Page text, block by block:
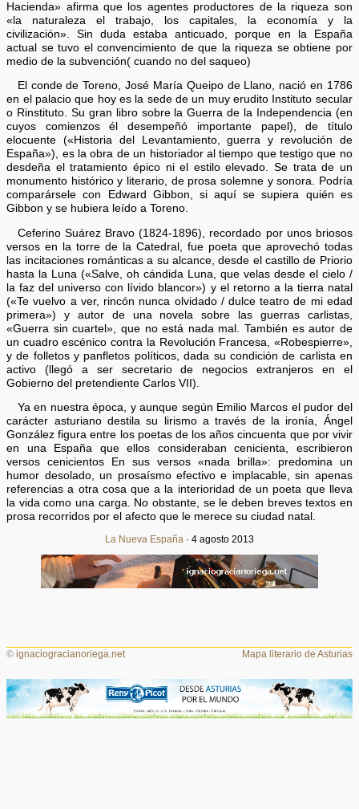
Hacienda» afirma que los agentes productores de la riqueza son
«la naturaleza el trabajo, los capitales, la economía y la
civilización». Sin duda estaba anticuado, porque en la España
actual se tuvo el convencimiento de que la riqueza se obtiene por
medio de la subvención( cuando no del saqueo)
El conde de Toreno, José María Queipo de Llano, nació en 1786
en el palacio que hoy es la sede de un muy erudito Instituto secular
o Rinstituto. Su gran libro sobre la Guerra de la Independencia (en
cuyos comienzos él desempeñó importante papel), de título
elocuente («Historia del Levantamiento, guerra y revolución de
España»), es la obra de un historiador al tiempo que testigo que no
desdeña el tratamiento épico ni el estilo elevado. Se trata de un
monumento histórico y literario, de prosa solemne y sonora. Podría
comparársele con Edward Gibbon, si aquí se supiera quién es
Gibbon y se hubiera leído a Toreno.
Ceferino Suárez Bravo (1824-1896), recordado por unos briosos
versos en la torre de la Catedral, fue poeta que aprovechó todas
las incitaciones románticas a su alcance, desde el castillo de Priorio
hasta la Luna («Salve, oh cándida Luna, que velas desde el cielo /
la faz del universo con lívido blancor») y el retorno a la tierra natal
(«Te vuelvo a ver, rincón nunca olvidado / dulce teatro de mi edad
primera») y autor de una novela sobre las guerras carlistas,
«Guerra sin cuartel», que no está nada mal. También es autor de
un cuadro escénico contra la Revolución Francesa, «Robespierre»,
y de folletos y panfletos políticos, dada su condición de carlista en
activo (llegó a ser secretario de negocios extranjeros en el
Gobierno del pretendiente Carlos VII).
Ya en nuestra época, y aunque según Emilio Marcos el pudor del
carácter asturiano destila su lirismo a través de la ironía, Ángel
González figura entre los poetas de los años cincuenta que por vivir
en una España que ellos consideraban cenicienta, escribieron
versos cenicientos En sus versos «nada brilla»: predomina un
humor desolado, un prosaísmo efectivo e implacable, sin apenas
referencias a otra cosa que a la interioridad de un poeta que lleva
la vida como una carga. No obstante, se le deben breves textos en
prosa recorridos por el afecto que le merece su ciudad natal.
La Nueva España · 4 agosto 2013
©ignaciogracianoriega.net Mapa literario de Asturias